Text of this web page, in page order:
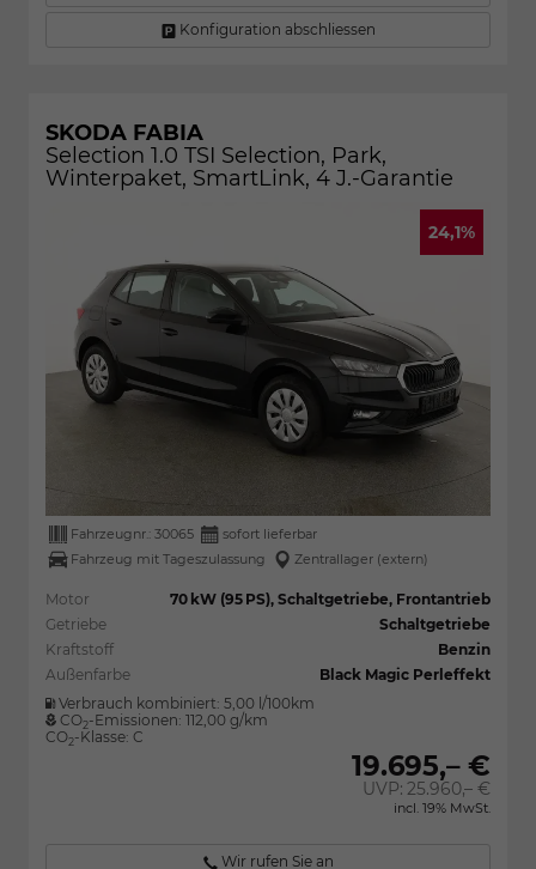
Konfiguration abschliessen
SKODA FABIA
Selection 1.0 TSI Selection, Park,
Winterpaket, SmartLink, 4 J.-Garantie
24,1%
Fahrzeugnr.: 30065
sofort lieferbar
Fahrzeug mit Tageszulassung
Zentrallager (extern)
Motor
70 kW (95 PS), Schaltgetriebe, Frontantrieb
Getriebe
Schaltgetriebe
Kraftstoff
Benzin
Außenfarbe
Black Magic Perleffekt
Verbrauch kombiniert: 5,00 l/100km
CO2-Emissionen: 112,00 g/km
CO2-Klasse: C
19.695,– €
UVP:25.960,– €
incl. 19% MwSt.
Wir rufen Sie an